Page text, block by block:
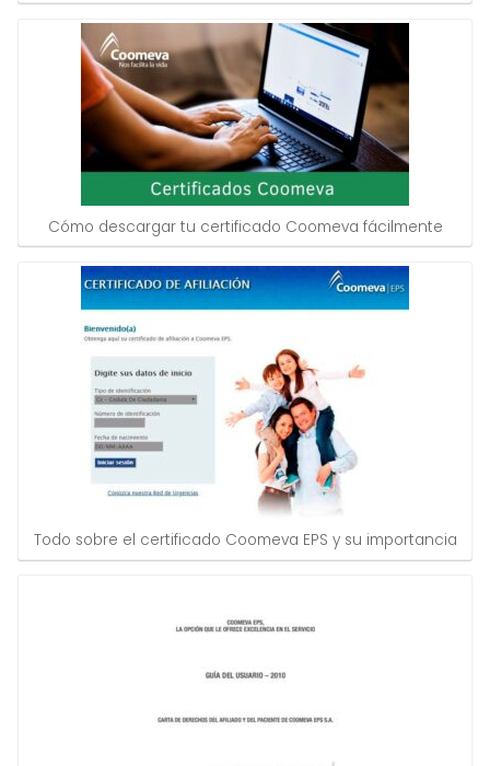
Cómo descargar tu certificado Coomeva fácilmente
Todo sobre el certificado Coomeva EPS y su importancia